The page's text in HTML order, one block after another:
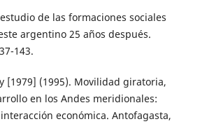
de las formaciones sociales
argentino 25 años después.
143.
[1979] (1995). Movilidad giratoria,
en los Andes meridionales:
económica. Antofagasta,